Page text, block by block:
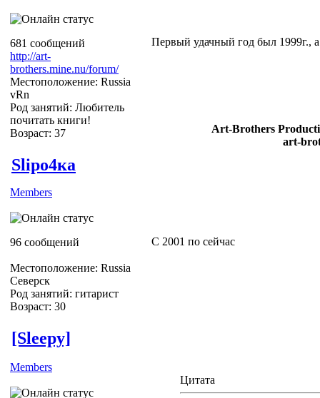
681 сообщений
http://art-
brothers.mine.nu/forum/
Местоположение: Russia
vRn
Род занятий: Любитель
почитать книги!
Возраст: 37
Первый удачный год был 1999г.,
Art-Brothers
art-
Slipо4ка
Members
96 сообщений
Местоположение: Russia
Северск
Род занятий: гитарист
Возраст: 30
С 2001 по сейчас
[Sleepy]
Members
Цитата